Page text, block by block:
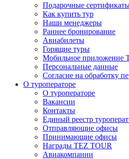
Подарочные
Как купить тур
Наши менеджеры
Раннее бронирование
Авиабилеты
Горящие туры
Мобильное приложение
Персональные данные
Согласие на обработку
О туроператоре
О туроператоре
Вакансии
Контакты
Единый реестр
Отправляющие офисы
Принимающие офисы
Награды TEZ TOUR
Авиакомпании